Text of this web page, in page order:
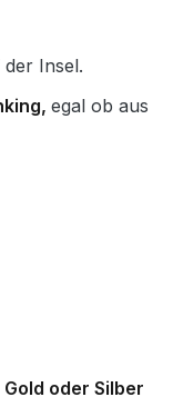
Insel.
egal ob aus
oder Silber